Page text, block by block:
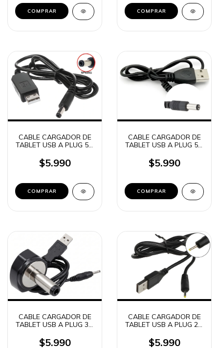
CABLE CARGADOR DE
TABLET USB A PLUG 5.5
$5.990
CABLE CARGADOR DE
TABLET USB A PLUG 5.5
$5.990
CABLE CARGADOR DE
TABLET USB A PLUG 3.0
$5.990
CABLE CARGADOR DE
TABLET USB A PLUG 2.5
$5.990